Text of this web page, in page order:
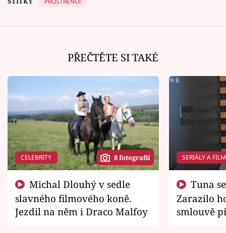
PŘEČTĚTE SI TAKÉ
CELEBRITY 8 fotografií
slavného filmového koně.
Jezdil na něm i Draco Malfoy
SERIÁLY A
Zarazilo
smlouvě